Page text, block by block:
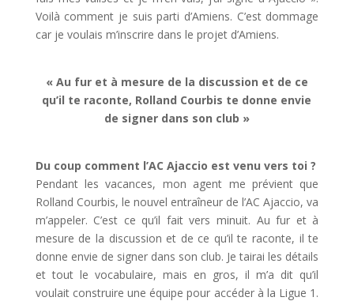
Voilà comment je suis parti d’Amiens. C’est dommage
car je voulais m’inscrire dans le projet d’Amiens.
« Au fur et à mesure de la discussion et de ce
qu’il te raconte, Rolland Courbis te donne envie
de signer dans son club »
Du coup comment l’AC Ajaccio est venu vers toi ?
Pendant les vacances, mon agent me prévient que
Rolland Courbis, le nouvel entraîneur de l’AC Ajaccio, va
m’appeler. C’est ce qu’il fait vers minuit. Au fur et à
mesure de la discussion et de ce qu’il te raconte, il te
donne envie de signer dans son club. Je tairai les détails
et tout le vocabulaire, mais en gros, il m’a dit qu’il
voulait construire une équipe pour accéder à la Ligue 1.